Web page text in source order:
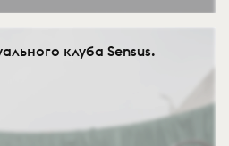
клуба Sensus.